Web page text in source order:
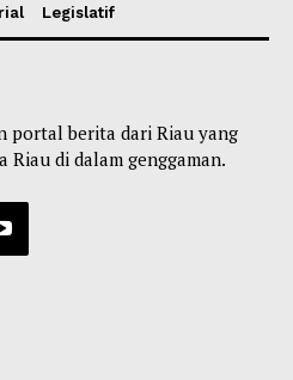
Legislatif
portal berita dari Riau yang
di dalam genggaman.